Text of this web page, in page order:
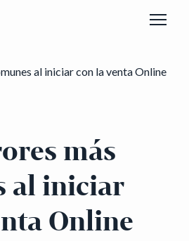
más
al iniciar
Online